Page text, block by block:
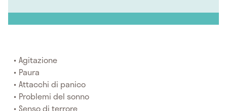
Agitazione
Paura
Attacchi di panico
Problemi del sonno
Senso di terrore